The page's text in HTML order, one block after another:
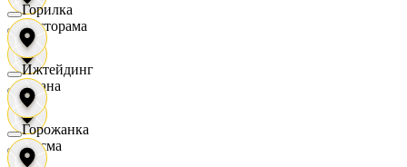
Касторама
Диана
Дисма
Горилка
Ижтейдинг
Горожанка